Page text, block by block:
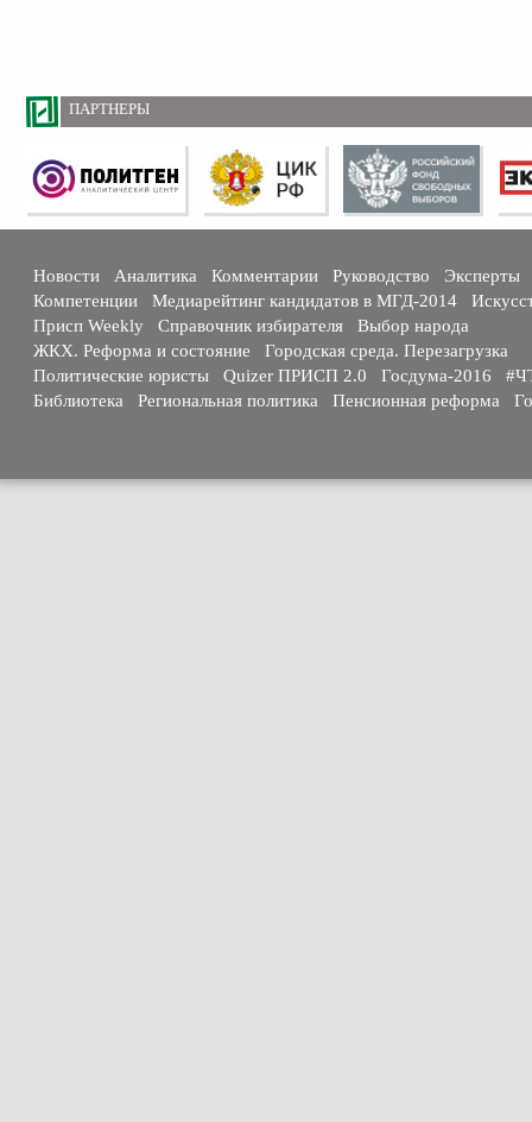
ПАРТНЕРЫ
Новости Аналитика Комментарии Руководство
Эксперты
Компетенции
Медиарейтинг кандидатов в МГД-2014
Присп Weekly
Справочник избирателя
Выбор народа
ЖКХ. Реформа и состояние
Городская среда. Перезагрузка
Политические юристы
Quizer ПРИСП 2.0 Госдума-2016
Библиотека
Региональная политика Пенсионная реформа